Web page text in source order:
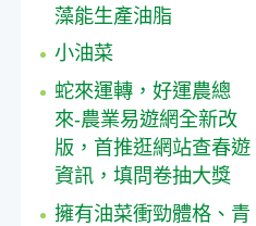
藻能生產油脂
小油菜
蛇來運轉，好運農總
來-農業易遊網全新改
版，首推逛網站查春遊
資訊，填問卷抽大獎
擁有油菜衝勁體格、青